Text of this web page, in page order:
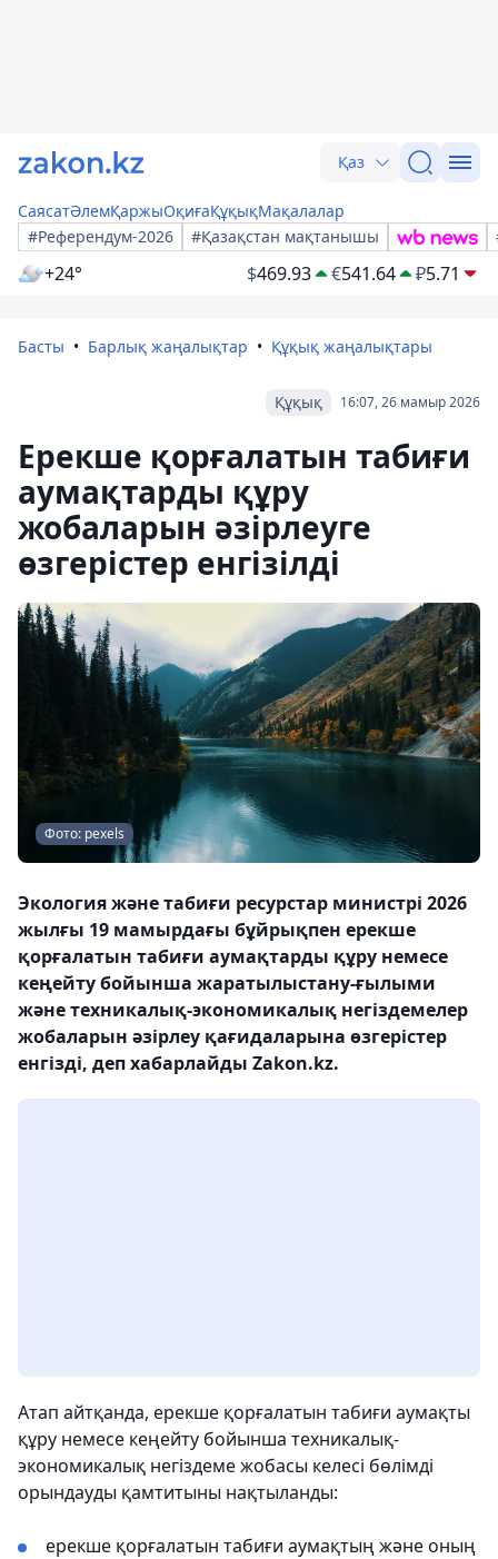
Қаз
СаясатӘлемҚаржыОқиғаҚұқықМақалалар
#Референдум-2026
#Қазақстан мақтанышы
+24° $469.93 €541.64 ₽5.71
Басты Барлық жаңалықтар Құқық жаңалықтары
16:07, 26 мамыр 2026
Құқық
Ерекше қорғалатын табиғи
аумақтарды құру
жобаларын әзірлеуге
өзгерістер енгізілді
Фото: pexels
Экология және табиғи ресурстар министрі 2026
жылғы 19 мамырдағы бұйрықпен ерекше
қорғалатын табиғи аумақтарды құру немесе
кеңейту бойынша жаратылыстану-ғылыми
және техникалық-экономикалық негіздемелер
жобаларын әзірлеу қағидаларына өзгерістер
енгізді, деп хабарлайды Zakon.kz.
Атап айтқанда, ерекше қорғалатын табиғи аумақты
құру немесе кеңейту бойынша техникалық-
экономикалық негіздеме жобасы келесі бөлімді
орындауды қамтитыны нақтыланды:
ерекше қорғалатын табиғи аумақтың және оның